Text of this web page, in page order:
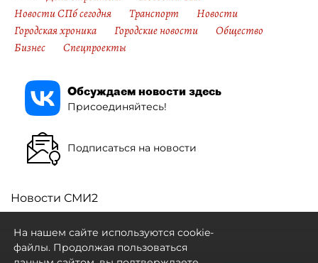
Новости СПб сегодня
Транспорт
Новости
Городская хроника
Городские новости
Общество
Бизнес
Спецпроекты
Обсуждаем новости здесь
Присоединяйтесь!
Подписаться на новости
Новости СМИ2
На нашем сайте используются cookie-
файлы. Продолжая пользоваться